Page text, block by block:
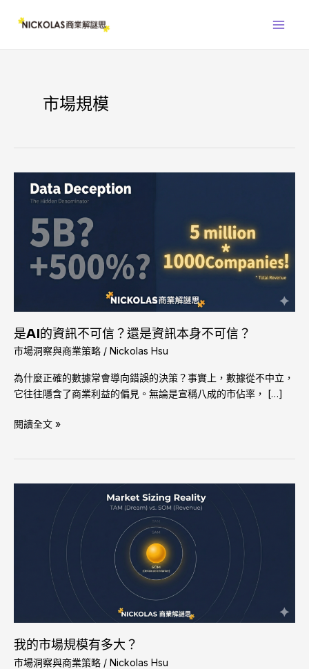
市場規模
是AI的資訊不可信？還是資訊本身不可信？
市場洞察與商業策略 / Nickolas Hsu
為什麼正確的數據常會導向錯誤的決策？事實上，數據從不中立，
它往往隱含了商業利益的偏見。無論是宣稱八成的市佔率， […]
資
訊
身
不
可
閱讀全文 »
我的市場規模有多大？
市場洞察與商業策略 / Nickolas Hsu